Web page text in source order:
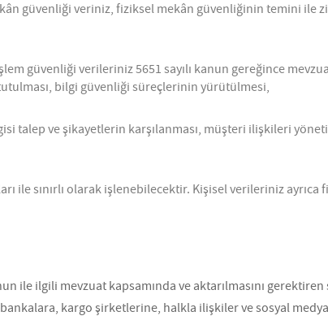
güvenliği veriniz, fiziksel mekân güvenliğinin temini ile
güvenliği verileriniz 5651 sayılı kanun gereğince
bilgi güvenliği süreçlerinin yürütülmesi,
talep ve şikayetlerin karşılanması, müşteri ilişkileri
sınırlı olarak işlenebilecektir. Kişisel verileriniz ayrıca
ile ilgili mevzuat kapsamında ve aktarılmasını gerektiren
kargo şirketlerine, halkla ilişkiler ve sosyal